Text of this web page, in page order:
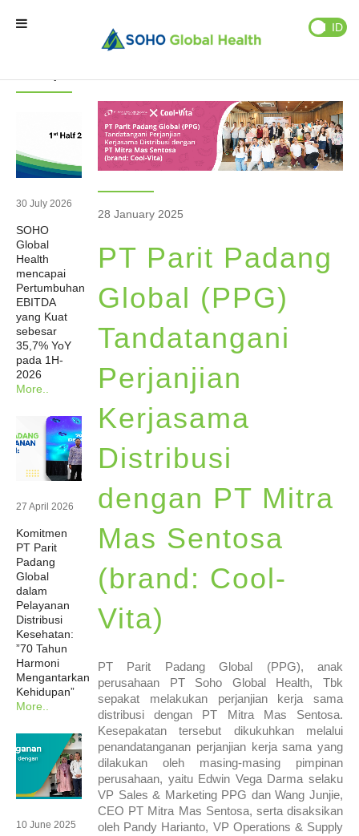
EN ID
Beranda
Brand Kami
Bisnis Kami
Tentang Kami
Natural Wellness
Berita
Investor
Keberlanjutan
Profesional Kesehatan
Berita
30 July 2026
SOHO
Global
Health
mencapai
Pertumbuhan
EBITDA
yang Kuat
sebesar
35,7% YoY
pada 1H-
2026
More..
27 April 2026
Komitmen
PT Parit
Padang
Global
dalam
Pelayanan
Distribusi
Kesehatan:
”70 Tahun
Harmoni
Mengantarkan
Kehidupan”
More..
10 June 2025
Berita
28 January 2025
PT Parit Padang
Global (PPG)
Tandatangani
Perjanjian
Kerjasama
Distribusi
dengan PT Mitra
Mas Sentosa
(brand: Cool-
Vita)
PT Parit Padang Global (PPG), anak
perusahaan PT Soho Global Health, Tbk
sepakat melakukan perjanjian kerja sama
distribusi dengan PT Mitra Mas Sentosa.
Kesepakatan tersebut dikukuhkan melalui
penandatanganan perjanjian kerja sama yang
dilakukan oleh masing-masing pimpinan
perusahaan, yaitu Edwin Vega Darma selaku
VP Sales & Marketing PPG dan Wang Junjie,
CEO PT Mitra Mas Sentosa, serta disaksikan
oleh Pandy Harianto, VP Operations & Supply